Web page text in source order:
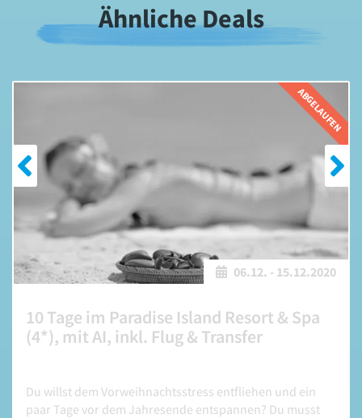
Ähnliche Deals
ABGELAUFEN
06.12. - 15.12.2020
10 Tage im Paradise Island Resort & Spa
(4*), mit AI, inkl. Flug & Transfer
Du willst dem Vorweihnachtsstress entfliehen und ein
paar Tage vor dem Jahresende entspannen? Du musst